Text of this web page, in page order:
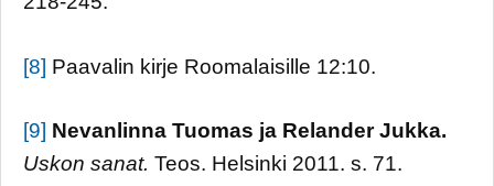
[8] Paavalin kirje Roomalaisille 12:10.
[9] Nevanlinna Tuomas ja Relander Jukka.
Uskon sanat. Teos. Helsinki 2011. s. 71.